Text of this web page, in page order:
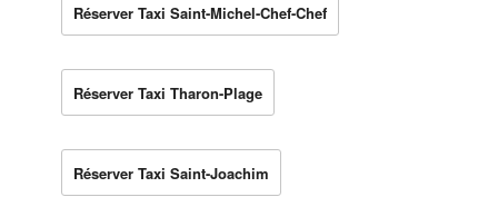
Réserver Taxi Saint-Michel-Chef-Chef
Réserver Taxi Tharon-Plage
Réserver Taxi Saint-Joachim